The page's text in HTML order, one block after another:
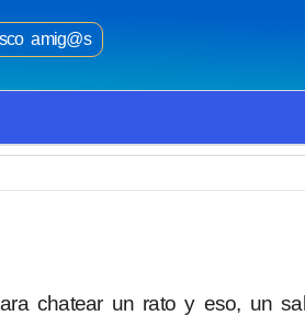
amig@s
chatear un rato y eso, un